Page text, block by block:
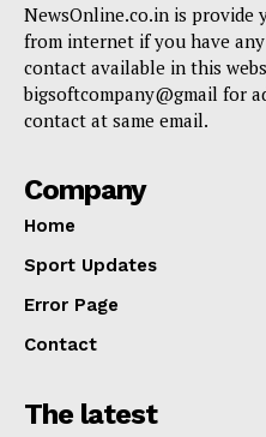
NewsOnline.co.in is
from internet if you have
contact available in this
bigsoftcompany@gmail for
contact at same email.
Company
Home
Sport Updates
Error Page
Contact
The latest